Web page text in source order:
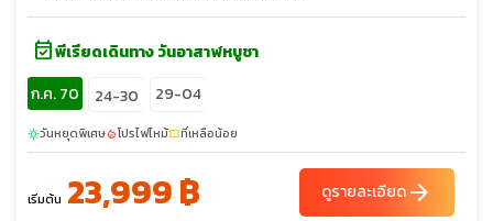
event_availableพีเรียดเดินทาง วันอาสาฬหบูชา
ก.ค. 70
24-30 29-04
sunnyวันหยุดพิเศษlocal_fire_departmentโปรไฟไหม้confirmation_numberที่เหลือน้อย
เริ่มต้น 23,999 ฿ ดูรายละเอียดarrow_forward